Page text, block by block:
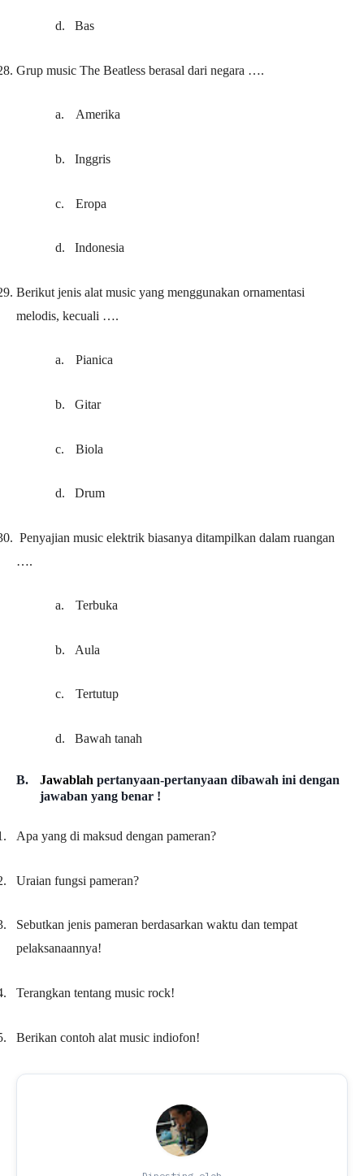
d. Bas
Grup music The Beatless berasal dari negara ….
a. Amerika
b. Inggris
c. Eropa
d. Indonesia
Berikut jenis alat music yang menggunakan ornamentasi
melodis, kecuali ….
a. Pianica
b. Gitar
c. Biola
d. Drum
Penyajian music elektrik biasanya ditampilkan dalam ruangan
….
a. Terbuka
b. Aula
c. Tertutup
d. Bawah tanah
B. Jawablah pertanyaan-pertanyaan dibawah ini dengan
jawaban yang benar !
Apa yang di maksud dengan pameran?
Uraian fungsi pameran?
Sebutkan jenis pameran berdasarkan waktu dan tempat
pelaksanaannya!
Terangkan tentang music rock!
Berikan contoh alat music indiofon!